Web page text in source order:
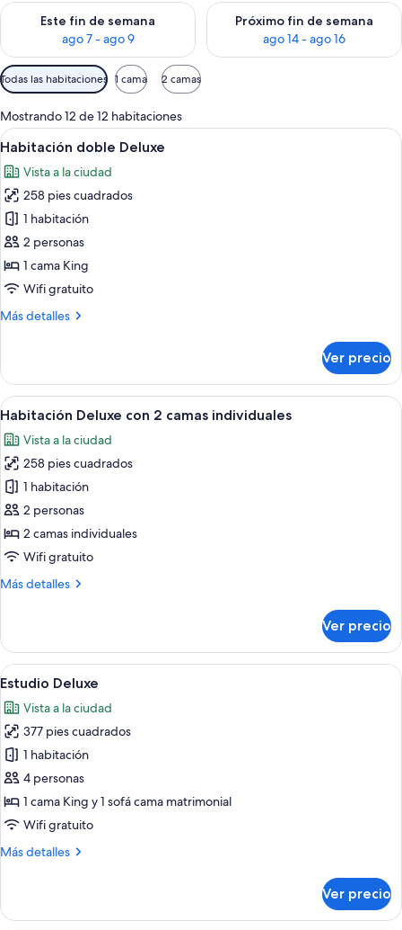
Este fin de semana
ago 7 - ago 9
Consulta la disponibilidad para este fin de semana ago 7 -
Próximo fin de semana
ago 14 - ago 16
Consulta la disponibilidad
Filtros
disponibles
para
las
habitaciones
Todas las habitaciones 1 cama 2 camas
Mostrando 12 de 12 habitaciones
Abrir
todas
las
fotos
de
Habitación
doble
Deluxe
Habitación de hotel con una cama
5
Habitación doble Deluxe
Vista a la ciudad
258 pies cuadrados
1 habitación
2 personas
1 cama King
Wifi gratuito
Más detalles
Más
doble
Deluxe
Ver precio
Abrir
todas
las
fotos
de
Habitación
Deluxe
con
camas
Habitación de hotel con dos camas,
5
Habitación Deluxe con 2 camas individuales
Vista a la ciudad
258 pies cuadrados
1 habitación
2 personas
2 camas individuales
Wifi gratuito
Más detalles
Más
Deluxe
con
2
individuales
Ver precio
Abrir
todas
las
fotos
de
Estudio
Deluxe
Habitación de hotel moderna con
5
Estudio Deluxe
Vista a la ciudad
377 pies cuadrados
1 habitación
4 personas
1 cama King y 1 sofá cama matrimonial
Wifi gratuito
Más detalles
Más
Deluxe
Ver precio